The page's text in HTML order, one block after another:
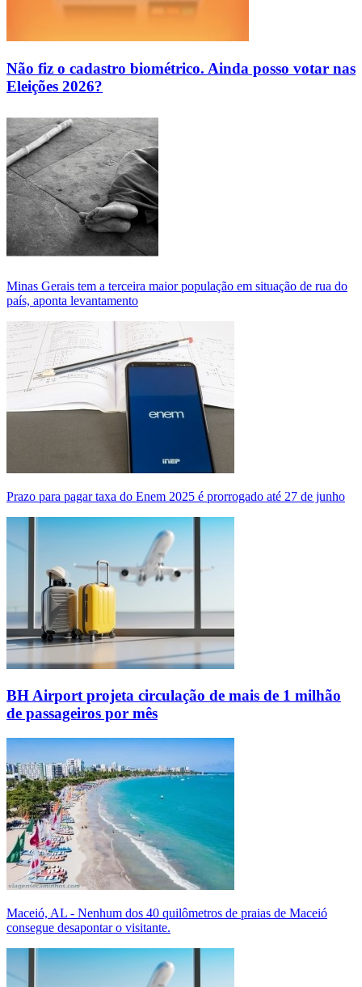
Não fiz o cadastro biométrico. Ainda posso votar nas
Eleições 2026?
Minas Gerais tem a terceira maior população em situação de rua do
país, aponta levantamento
Prazo para pagar taxa do Enem 2025 é prorrogado até 27 de junho
BH Airport projeta circulação de mais de 1 milhão
de passageiros por mês
Maceió, AL - Nenhum dos 40 quilômetros de praias de Maceió
consegue desapontar o visitante.